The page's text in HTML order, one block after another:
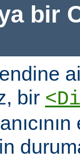
bir
bir